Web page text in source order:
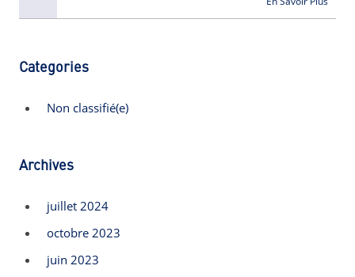
Categories
Non classifié(e)
Archives
juillet 2024
octobre 2023
juin 2023